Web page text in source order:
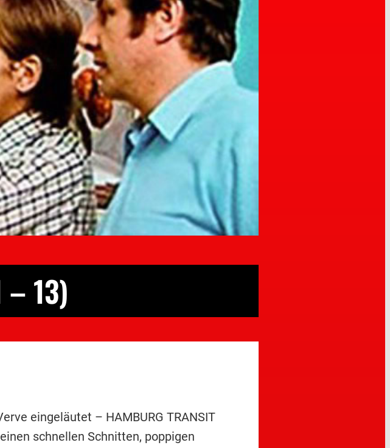
13)
eingeläutet – HAMBURG TRANSIT
schnellen Schnitten, poppigen